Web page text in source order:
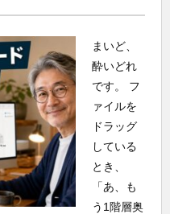
まいど、
酔いどれ
です。 フ
ァイルを
ドラッグ
している
とき、
「あ、も
う1階層奥